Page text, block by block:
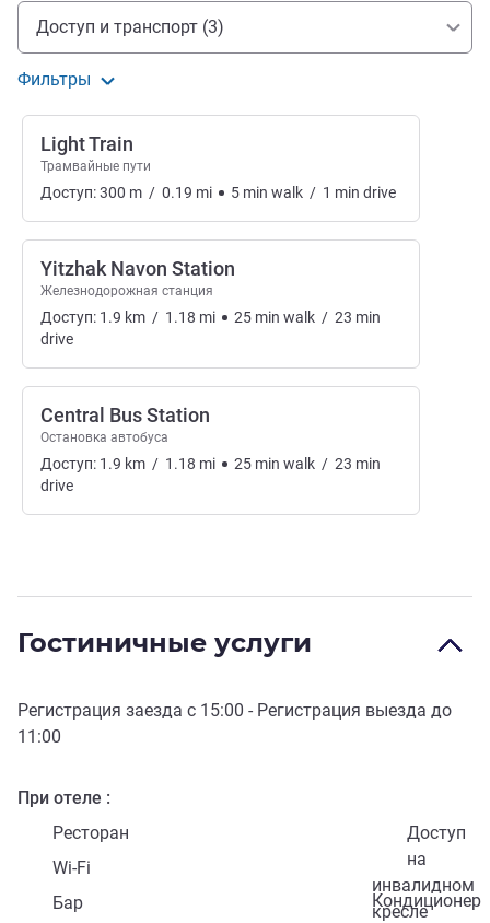
Доступ и транспорт
Доступ и транспорт (3)
Фильтры
Light Train
Трамвайные пути
Доступ:300 m / 0.19 mi 5 min walk / 1 min drive
Yitzhak Navon Station
Железнодорожная станция
Доступ: 1.9 km / 1.18 mi 25 min walk / 23 min
drive
Central Bus Station
Остановка автобуса
Доступ: 1.9 km / 1.18 mi 25 min walk / 23 min
drive
Гостиничные услуги
Регистрация заезда с 15:00 - Регистрация выезда до
11:00
При отеле
Ресторан
Доступ
на
инвалидном
кресле
Wi-Fi
Кондиционер
Бар